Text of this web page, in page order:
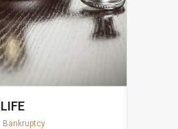
Bankruptcy